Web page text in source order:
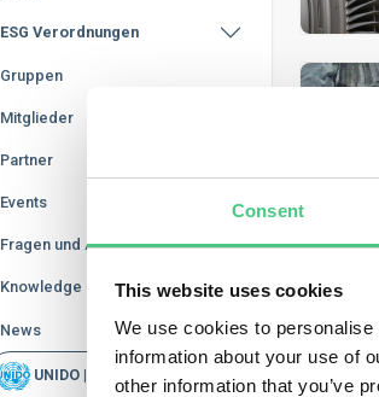
Consent
This website uses cookies
We use cookies to
information about your use of
other information that you’ve
und bei
Dies ist
ESG Verordnungen
Gruppen
Mitglieder
Partner
Events
Fragen und Antworten
Knowledge Base
News
UNIDO | Schnellsuche